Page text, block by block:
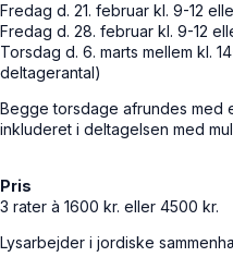
Fredag d. 21. februar kl. 9-12
Fredag d. 28. februar kl. 9-12
Torsdag d. 6. marts mellem kl.
deltagerantal)
Begge torsdage afrundes med
inkluderet i deltagelsen med
Pris
3 rater à 1600 kr. eller 4500 kr.
Lysarbejder i jordiske